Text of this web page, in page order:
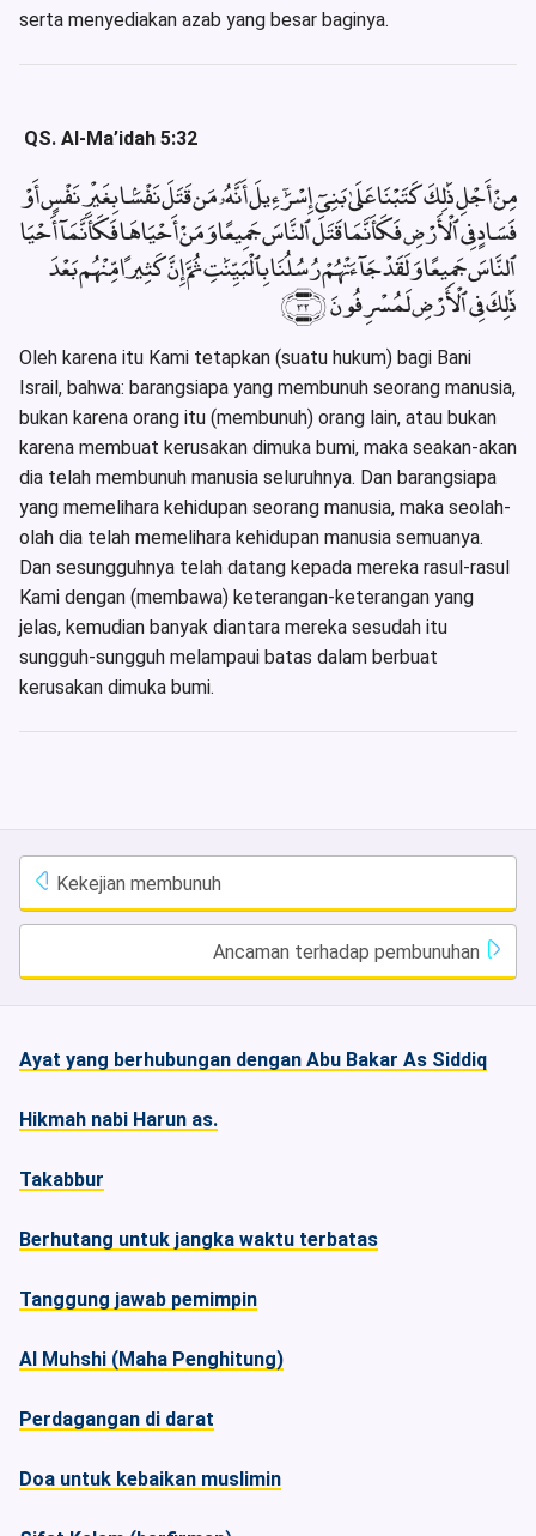
serta menyediakan azab yang besar baginya.
QS. Al-Ma’idah 5:32
مِنْ أَجْلِ ذَٰلِكَ كَتَبْنَا عَلَىٰ بَنِىٓ إِسْرَٰٓءِيلَ أَنَّهُۥ مَن قَتَلَ نَفْسًۢا بِغَيْرِ نَفْسٍ أَوْ
فَسَادٍ فِى ٱلْأَرْضِ فَكَأَنَّمَا قَتَلَ ٱلنَّاسَ جَمِيعًا وَمَنْ أَحْيَاهَا فَكَأَنَّمَآ أَحْيَا
ٱلنَّاسَ جَمِيعًا وَلَقَدْ جَآءَتْهُمْ رُسُلُنَا بِٱلْبَيِّنَٰتِ ثُمَّ إِنَّ كَثِيرًا مِّنْهُم بَعْدَ
ذَٰلِكَ فِى ٱلْأَرْضِ لَمُسْرِفُونَ ﴿٣٢﴾
Oleh karena itu Kami tetapkan (suatu hukum) bagi Bani
Israil, bahwa: barangsiapa yang membunuh seorang manusia,
bukan karena orang itu (membunuh) orang lain, atau bukan
karena membuat kerusakan dimuka bumi, maka seakan-akan
dia telah membunuh manusia seluruhnya. Dan barangsiapa
yang memelihara kehidupan seorang manusia, maka seolah-
olah dia telah memelihara kehidupan manusia semuanya.
Dan sesungguhnya telah datang kepada mereka rasul-rasul
Kami dengan (membawa) keterangan-keterangan yang
jelas, kemudian banyak diantara mereka sesudah itu
sungguh-sungguh melampaui batas dalam berbuat
kerusakan dimuka bumi.
Kekejian membunuh
Ancaman terhadap pembunuhan
Ayat yang berhubungan dengan Abu Bakar As Siddiq
Hikmah nabi Harun as.
Takabbur
Berhutang untuk jangka waktu terbatas
Tanggung jawab pemimpin
Al Muhshi (Maha Penghitung)
Perdagangan di darat
Doa untuk kebaikan muslimin